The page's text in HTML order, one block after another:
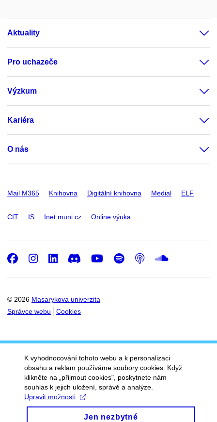
Aktuality
Pro uchazeče
Výzkum
Kariéra
O nás
Mail M365 Knihovna Digitální knihovna Medial ELF
CIT IS Inet.muni.cz Online výuka
© 2026 Masarykova univerzita
Správce webu
Cookies
Facebook
Instagram
LinkedIn
DiscordYoutube
Spotify
Podcast
K vyhodnocování tohoto webu a k personalizaci
obsahu a reklam používáme soubory cookies. Když
klikněte na „přijmout cookies", poskytnete nám
souhlas k jejich uložení, správě a analýze.
Upravit možnosti
Jen nezbytné